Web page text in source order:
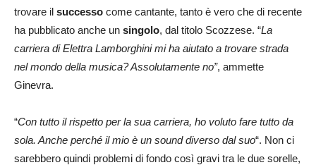
trovare il successo come cantante, tanto è vero che di recente
ha pubblicato anche un singolo, dal titolo Scozzese. “La
carriera di Elettra Lamborghini mi ha aiutato a trovare strada
nel mondo della musica? Assolutamente no”, ammette
Ginevra.
“Con tutto il rispetto per la sua carriera, ho voluto fare tutto da
sola. Anche perché il mio è un sound diverso dal suo“. Non ci
sarebbero quindi problemi di fondo così gravi tra le due sorelle,